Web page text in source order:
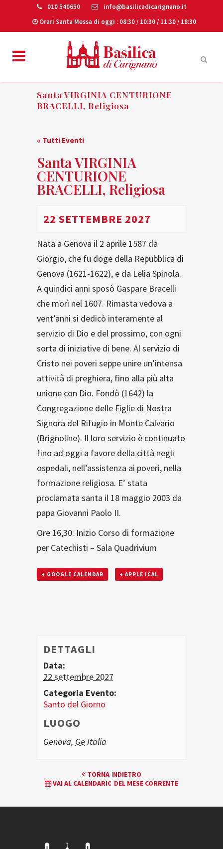
010 540650
info@basilicadicarignano.it
Orari Santa Messa di oggi : 08:30 / 10:30 / 11:30 / 18:30
Santa VIRGINIA CENTURIONE
BRACELLI, Religiosa
« Tutti Eventi
Santa VIRGINIA
CENTURIONE
BRACELLI, Religiosa
22 SETTEMBRE 2027
Nata a Genova il 2 aprile 1587 da
Giorgio, che fu doge della Repubblica di
Genova (1621-1622), e da Lelia Spinola.
A quindici anni sposò Gaspare Bracelli
che morì nel 1607. Rimasta vedova a
vent’anni si dedicò interamente al
servizio di Dio e del prossimo, con ogni
sorta di iniziative di bene. Al servizio di
Cristo nei poveri seppe unire un’intensa
attività di preghiera, fino alla più alta
unione con Dio. Fondò (1642) la
Congregazione delle Figlie di Nostra
Signora del Rifugio in Monte Calvario
(Brignoline). Il loro servizio è continuato
fino ad oggi a favore della città negli
ospedali, nell’assistenza ai poveri, nella
formazione religiosa. E’ stata
proclamata santa il 18 maggio 2003 da
papa Giovanni Paolo II.
Ore 16,30: Inizio Corso di formazione
per Catechisti – Sala Quadrivium
+ GOOGLE CALENDAR + APPLE ICAL
DETTAGLI
Data:
22 settembre 2027
Categoria Evento:
Santo del Giorno
LUOGO
Genova, Ge Italia
EVENTO
NAVIGATION
TORNA INDIETRO
VAI AL CALENDARIO DEL MESE CORRENTE